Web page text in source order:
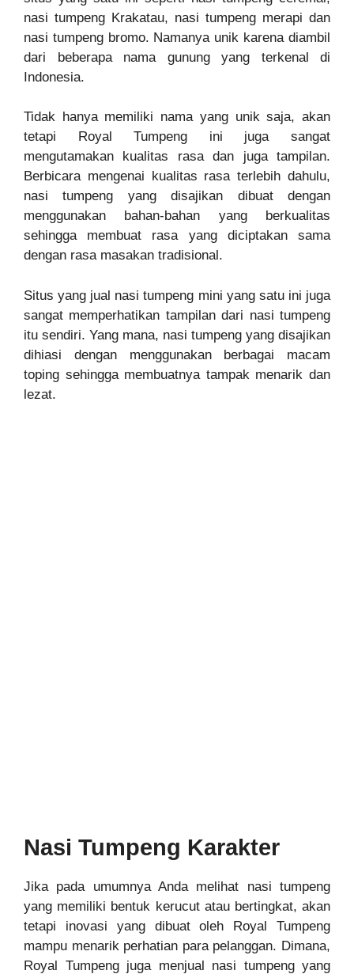
nasi tumpeng Krakatau, nasi tumpeng merapi dan
nasi tumpeng bromo. Namanya unik karena diambil
dari beberapa nama gunung yang terkenal di
Indonesia.
Tidak hanya memiliki nama yang unik saja, akan
tetapi Royal Tumpeng ini juga sangat
mengutamakan kualitas rasa dan juga tampilan.
Berbicara mengenai kualitas rasa terlebih dahulu,
nasi tumpeng yang disajikan dibuat dengan
menggunakan bahan-bahan yang berkualitas
sehingga membuat rasa yang diciptakan sama
dengan rasa masakan tradisional.
Situs yang jual nasi tumpeng mini yang satu ini juga
sangat memperhatikan tampilan dari nasi tumpeng
itu sendiri. Yang mana, nasi tumpeng yang disajikan
dihiasi dengan menggunakan berbagai macam
toping sehingga membuatnya tampak menarik dan
lezat.
Nasi Tumpeng Karakter
Jika pada umumnya Anda melihat nasi tumpeng
yang memiliki bentuk kerucut atau bertingkat, akan
tetapi inovasi yang dibuat oleh Royal Tumpeng
mampu menarik perhatian para pelanggan. Dimana,
Royal Tumpeng juga menjual nasi tumpeng yang